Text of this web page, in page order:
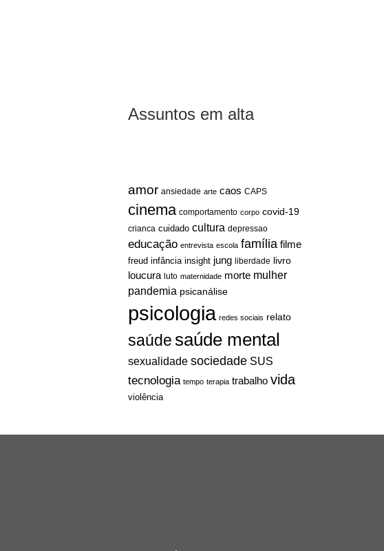
Assuntos em alta
amor ansiedade arte caos CAPS
cinema comportamento corpo covid-19
crianca cuidado cultura depressao
educação entrevista escola família filme
freud infância insight jung liberdade livro
loucura luto maternidade morte mulher
pandemia psicanálise
psicologia redes sociais relato
saúdesaúde mental
sexualidade sociedade SUS
tecnologia tempo terapia trabalho vida
violência